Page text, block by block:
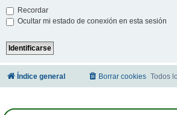
Recordar
Ocultar mi estado de conexión en esta sesión
Índice general Todos
Borrar cookies